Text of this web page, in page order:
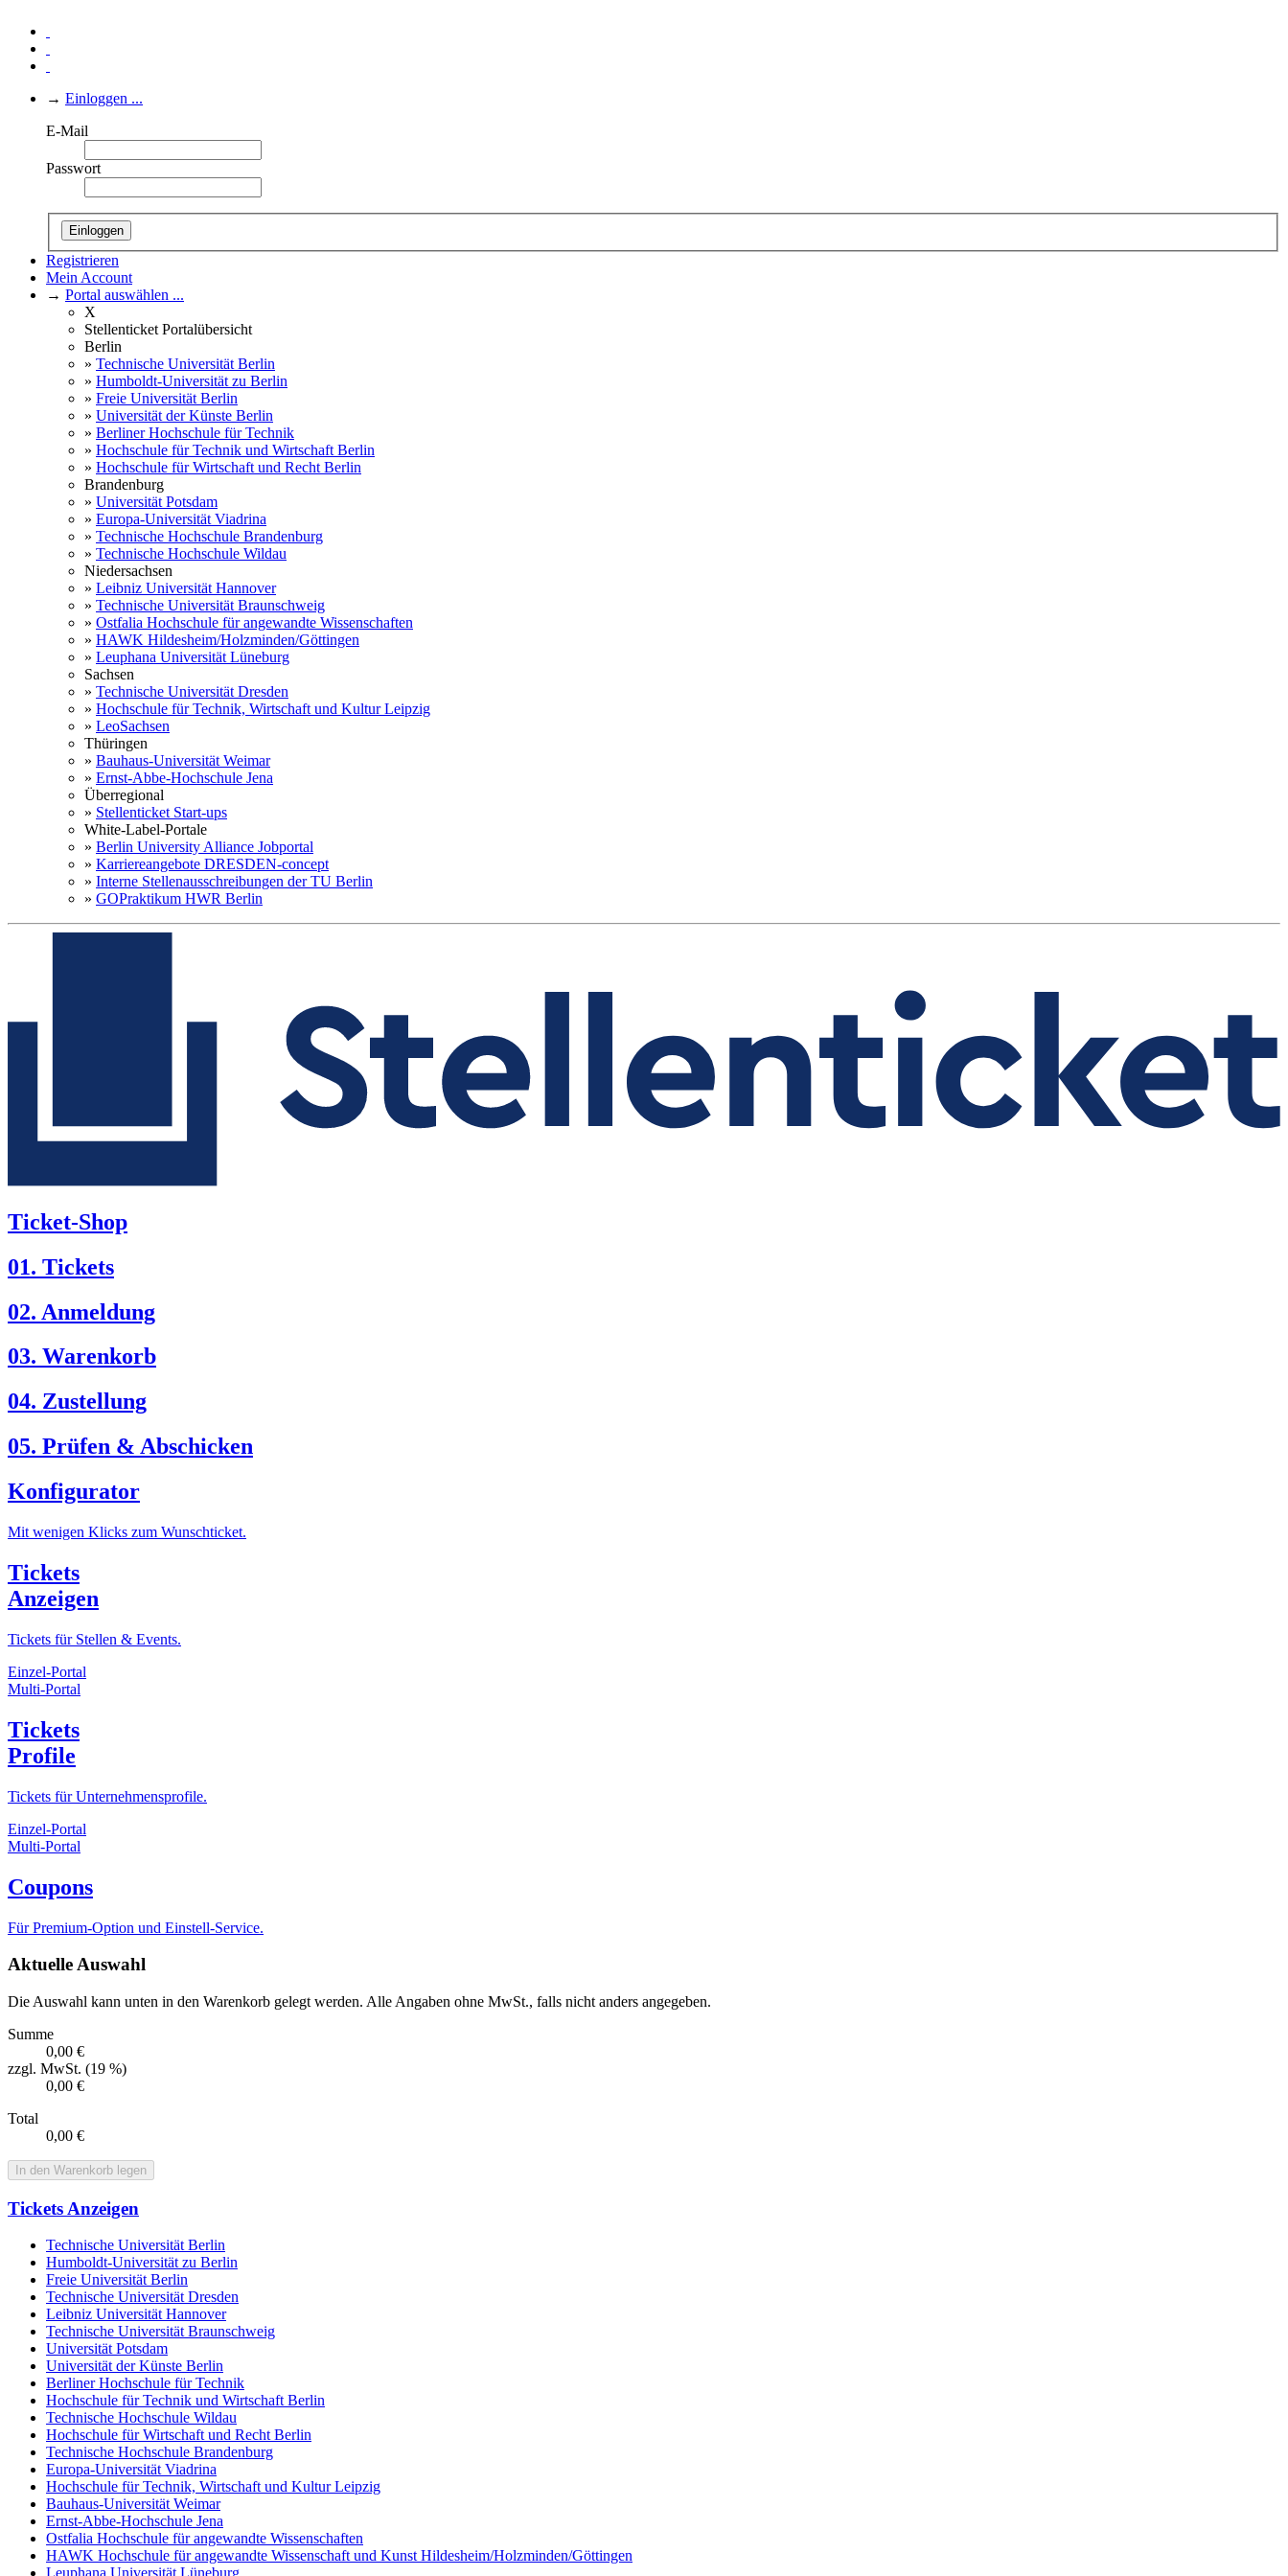
→ Einloggen ...
E-Mail
Passwort
Einloggen
Registrieren
Mein Account
→ Portal auswählen ...
X
Stellenticket Portalübersicht
Berlin
» Technische Universität Berlin
» Humboldt-Universität zu Berlin
» Freie Universität Berlin
» Universität der Künste Berlin
» Berliner Hochschule für Technik
» Hochschule für Technik und Wirtschaft Berlin
» Hochschule für Wirtschaft und Recht Berlin
Brandenburg
» Universität Potsdam
» Europa-Universität Viadrina
» Technische Hochschule Brandenburg
» Technische Hochschule Wildau
Niedersachsen
» Leibniz Universität Hannover
» Technische Universität Braunschweig
» Ostfalia Hochschule für angewandte Wissenschaften
» HAWK Hildesheim/Holzminden/Göttingen
» Leuphana Universität Lüneburg
Sachsen
» Technische Universität Dresden
» Hochschule für Technik, Wirtschaft und Kultur Leipzig
» LeoSachsen
Thüringen
» Bauhaus-Universität Weimar
» Ernst-Abbe-Hochschule Jena
Überregional
» Stellenticket Start-ups
White-Label-Portale
» Berlin University Alliance Jobportal
» Karriereangebote DRESDEN-concept
» Interne Stellenausschreibungen der TU Berlin
» GOPraktikum HWR Berlin
Ticket-Shop
01. Tickets
02. Anmeldung
03. Warenkorb
04. Zustellung
05. Prüfen & Abschicken
Konfigurator
Mit wenigen Klicks zum Wunschticket.
Tickets
Anzeigen
Tickets für Stellen & Events.
Einzel-Portal
Multi-Portal
Tickets
Profile
Tickets für Unternehmensprofile.
Einzel-Portal
Multi-Portal
Coupons
Für Premium-Option und Einstell-Service.
Aktuelle Auswahl
Die Auswahl kann unten in den Warenkorb gelegt werden. Alle Angaben ohne MwSt., falls nicht anders angegeben.
Summe
0,00 €
zzgl. MwSt. (19 %)
0,00 €
Total
0,00 €
In den Warenkorb legen
Tickets Anzeigen
Technische Universität Berlin
Humboldt-Universität zu Berlin
Freie Universität Berlin
Technische Universität Dresden
Leibniz Universität Hannover
Technische Universität Braunschweig
Universität Potsdam
Universität der Künste Berlin
Berliner Hochschule für Technik
Hochschule für Technik und Wirtschaft Berlin
Technische Hochschule Wildau
Hochschule für Wirtschaft und Recht Berlin
Technische Hochschule Brandenburg
Europa-Universität Viadrina
Hochschule für Technik, Wirtschaft und Kultur Leipzig
Bauhaus-Universität Weimar
Ernst-Abbe-Hochschule Jena
Ostfalia Hochschule für angewandte Wissenschaften
HAWK Hochschule für angewandte Wissenschaft und Kunst Hildesheim/Holzminden/Göttingen